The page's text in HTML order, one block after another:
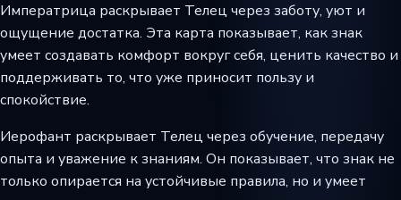
Императрица раскрывает Телец через заботу, уют и
ощущение достатка. Эта карта показывает, как знак
умеет создавать комфорт вокруг себя, ценить качество и
поддерживать то, что уже приносит пользу и
спокойствие.
Иерофант раскрывает Телец через обучение, передачу
опыта и уважение к знаниям. Он показывает, что знак не
только опирается на устойчивые правила, но и умеет